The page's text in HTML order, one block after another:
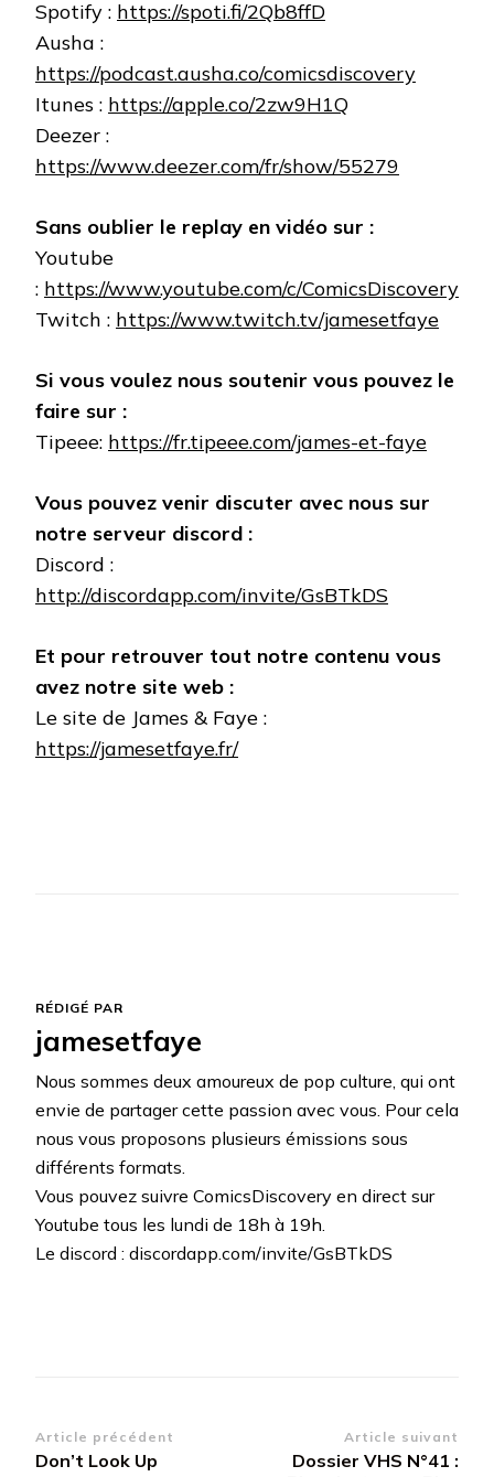
Spotify : https://spoti.fi/2Qb8ffD
Ausha :
https://podcast.ausha.co/comicsdiscovery
Itunes : https://apple.co/2zw9H1Q
Deezer :
https://www.deezer.com/fr/show/55279
Sans oublier le replay en vidéo sur :
Youtube
: https://www.youtube.com/c/ComicsDiscovery
Twitch : https://www.twitch.tv/jamesetfaye
Si vous voulez nous soutenir vous pouvez le
faire sur :
Tipeee: https://fr.tipeee.com/james-et-faye
Vous pouvez venir discuter avec nous sur
notre serveur discord :
Discord :
http://discordapp.com/invite/GsBTkDS
Et pour retrouver tout notre contenu vous
avez notre site web :
Le site de James & Faye :
https://jamesetfaye.fr/
RÉDIGÉ PAR
jamesetfaye
Nous sommes deux amoureux de pop culture, qui ont
envie de partager cette passion avec vous. Pour cela
nous vous proposons plusieurs émissions sous
différents formats.
Vous pouvez suivre ComicsDiscovery en direct sur
Youtube tous les lundi de 18h à 19h.
Le discord : discordapp.com/invite/GsBTkDS
Navigation
Article précédent
Don’t Look Up
Article suivant
Dossier VHS N°41 :